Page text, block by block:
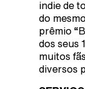
indie de
do
prêmio
dos seus
muitos
diversos